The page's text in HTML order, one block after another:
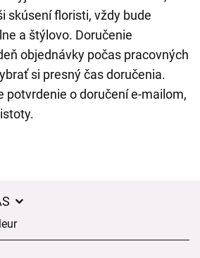
skúsení floristi, vždy bude
a štýlovo. Doručenie
objednávky počas pracovných
si presný čas doručenia.
potvrdenie o doručení e-mailom,